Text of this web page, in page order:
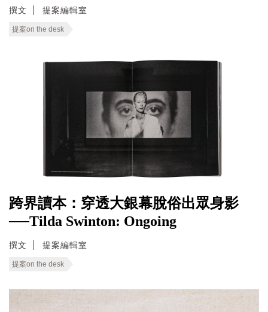
撰文 提案編輯室
提案on the desk
跨界讀本：穿透大銀幕脫俗出眾身影
──Tilda Swinton: Ongoing
撰文 提案編輯室
提案on the desk